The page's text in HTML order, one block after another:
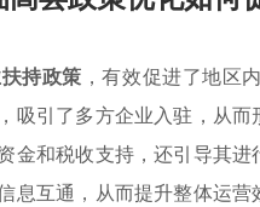
持政策 ，有效促进了地区
吸引了多方企业入驻，从
金和税收支持，还引导其
息互通，从而提升整体运